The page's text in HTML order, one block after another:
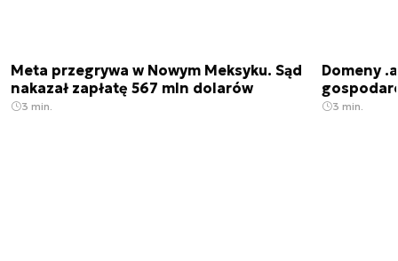
Meta przegrywa w Nowym Meksyku. Sąd
nakazał zapłatę 567 mln dolarów
3 min.
Domeny
3 min.